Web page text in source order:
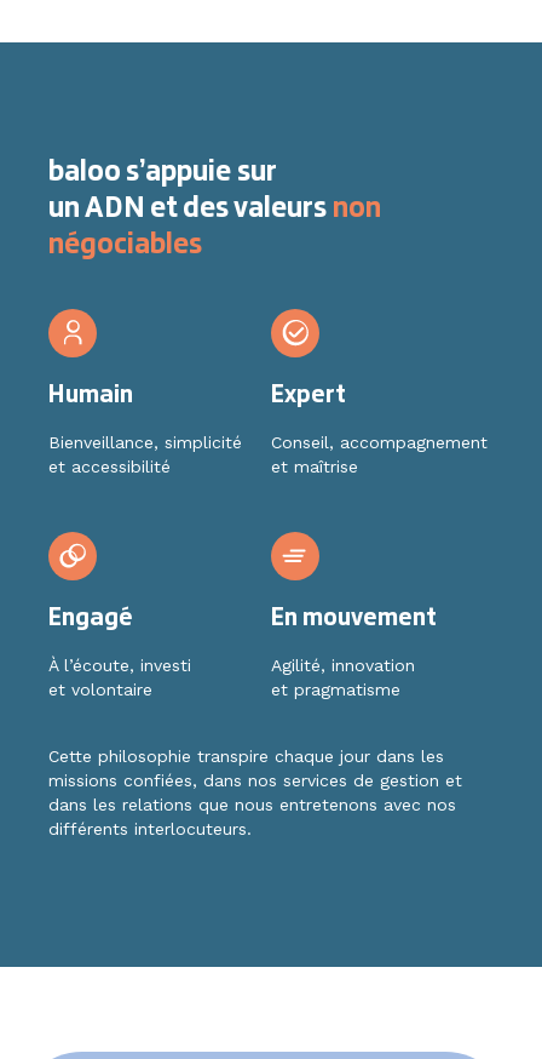
baloo s’appuie sur
un ADN et des valeursnon
négociables
Humain
Bienveillance, simplicité
et accessibilité
Expert
Conseil, accompagnement
et maîtrise
Engagé
À l’écoute, investi
et volontaire
En mouvement
Agilité, innovation
et pragmatisme
Cette philosophie transpire chaque jour dans les
missions confiées, dans nos services de gestion et
dans les relations que nous entretenons avec nos
différents interlocuteurs.